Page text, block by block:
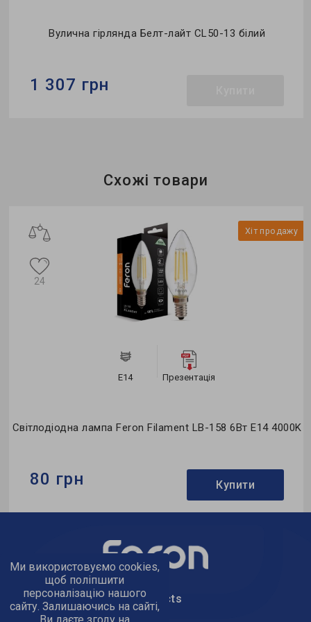
Вулична гірлянда Белт-лайт CL50-13 білий
1 307 грн
Схожі товари
Хіт продажу
E14 Презентація
Світлодіодна лампа Feron Filament LB-158 6Вт E14 4000K
24
80 грн Купити
С-тип
Колекція:Filament
text_kontacts
Ми використовуємо cookies,
щоб поліпшити
персоналізацію нашого
сайту. Залишаючись на сайті,